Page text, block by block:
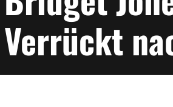
Verrückt